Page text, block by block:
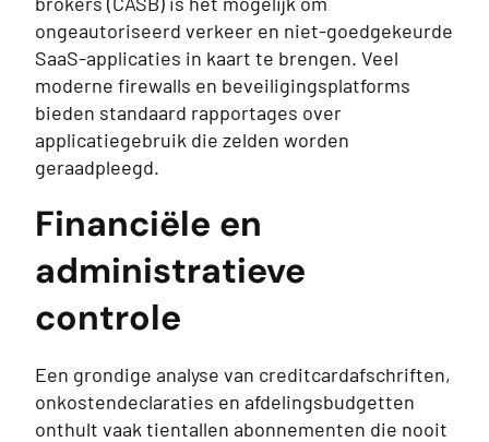
ongeautoriseerd verkeer en niet-goedgekeurde
SaaS-applicaties in kaart te brengen. Veel
moderne firewalls en beveiligingsplatforms
bieden standaard rapportages over
applicatiegebruik die zelden worden
geraadpleegd.
Financiële en
administratieve
controle
Een grondige analyse van creditcardafschriften,
onkostendeclaraties en afdelingsbudgetten
onthult vaak tientallen abonnementen die nooit